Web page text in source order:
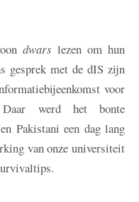
dwars lezen om hun
gesprek met de dIS zijn
voor
Daar werd het bonte
Pakistani een dag lang
van onze universiteit